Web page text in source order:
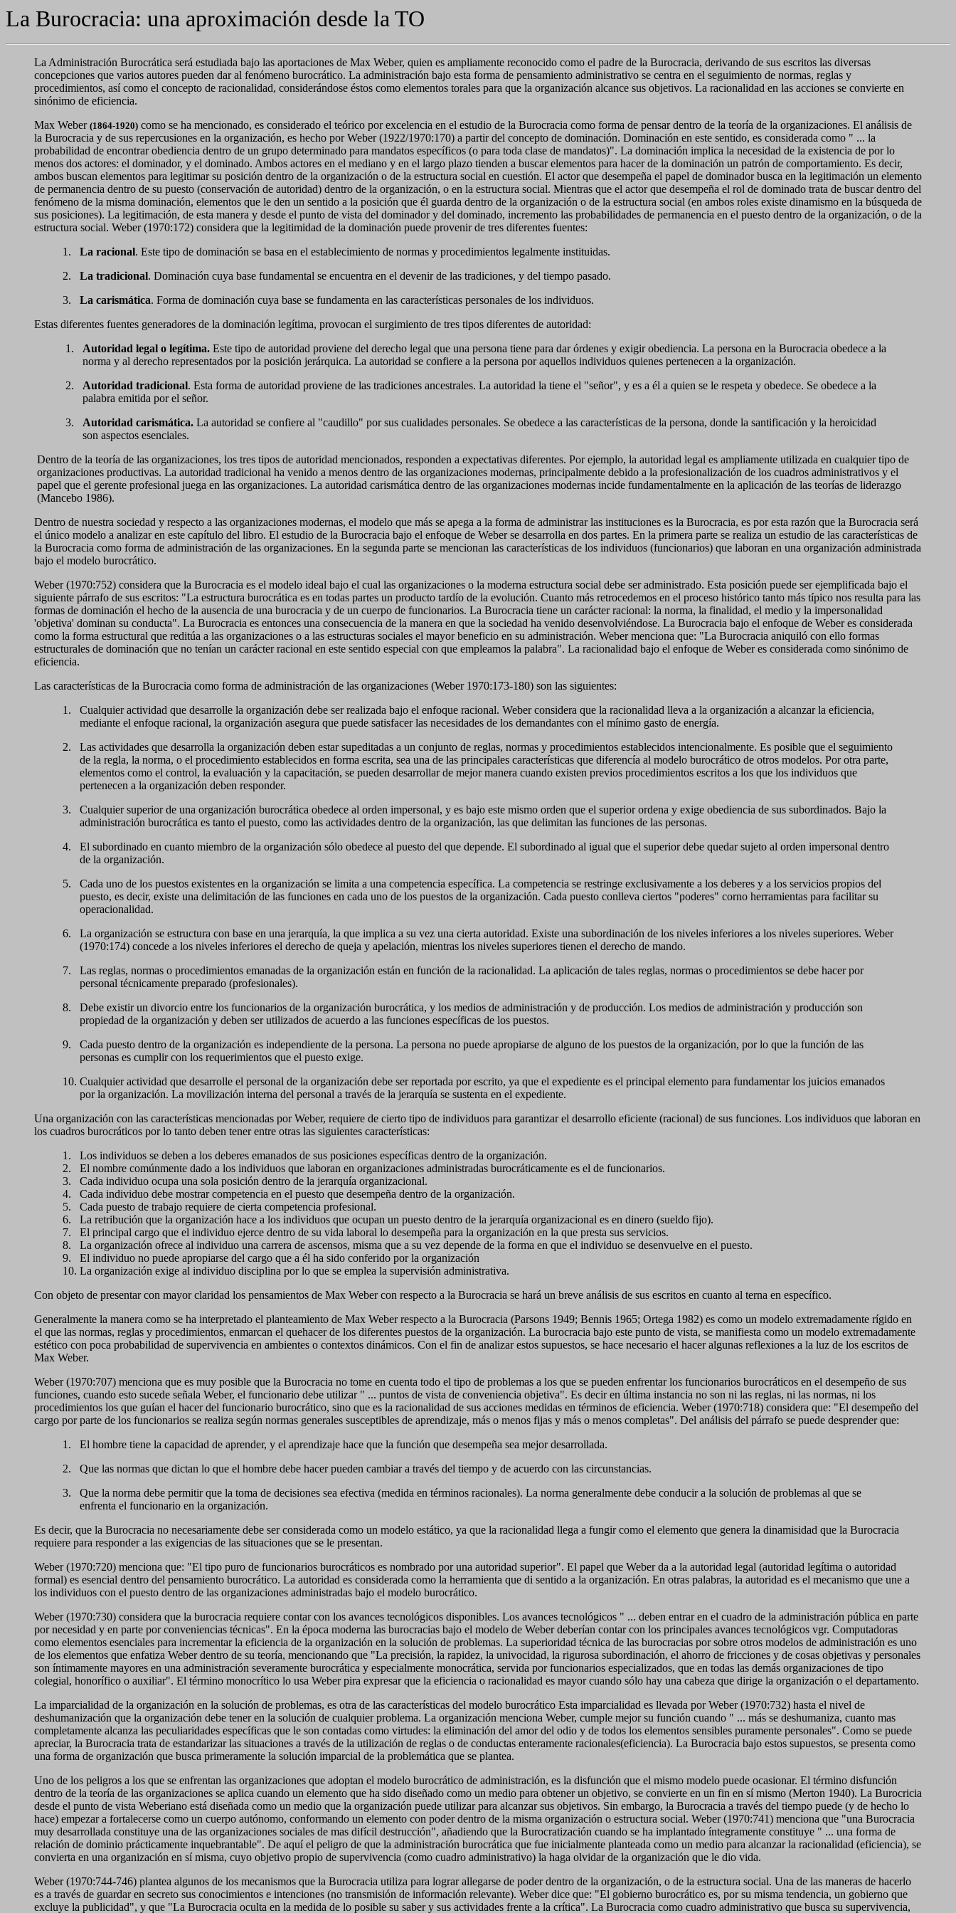
La Burocracia: una aproximación desde la TO
La Administración Burocrática será estudiada bajo las aportaciones de Max Weber, quien es ampliamente reconocido como el padre de la Burocracia, derivando de sus escritos las diversas
concepciones que varios autores pueden dar al fenómeno burocrático. La administración bajo esta forma de pensamiento administrativo se centra en el seguimiento de normas, reglas y
procedimientos, así como el concepto de racionalidad, considerándose éstos como elementos torales para que la organización alcance sus objetivos. La racionalidad en las acciones se convierte en
sinónimo de eficiencia.
Max Weber (1864-1920) como se ha mencionado, es considerado el teórico por excelencia en el estudio de la Burocracia como forma de pensar dentro de la teoría de la organizaciones. El análisis de
la Burocracia y de sus repercusiones en la organización, es hecho por Weber (1922/1970:170) a partir del concepto de dominación. Dominación en este sentido, es considerada como " ... la
probabilidad de encontrar obediencia dentro de un grupo determinado para mandatos específicos (o para toda clase de mandatos)". La dominación implica la necesidad de la existencia de por lo
menos dos actores: el dominador, y el dominado. Ambos actores en el mediano y en el largo plazo tienden a buscar elementos para hacer de la dominación un patrón de comportamiento. Es decir,
ambos buscan elementos para legitimar su posición dentro de la organización o de la estructura social en cuestión. El actor que desempeña el papel de dominador busca en la legitimación un elemento
de permanencia dentro de su puesto (conservación de autoridad) dentro de la organización, o en la estructura social. Mientras que el actor que desempeña el rol de dominado trata de buscar dentro del
fenómeno de la misma dominación, elementos que le den un sentido a la posición que él guarda dentro de la organización o de la estructura social (en ambos roles existe dinamismo en la búsqueda de
sus posiciones). La legitimación, de esta manera y desde el punto de vista del dominador y del dominado, incremento las probabilidades de permanencia en el puesto dentro de la organización, o de la
estructura social. Weber (1970:172) considera que la legitimidad de la dominación puede provenir de tres diferentes fuentes:
1.
La racional. Este tipo de dominación se basa en el establecimiento de normas y procedimientos legalmente instituidas.
2.
La tradicional. Dominación cuya base fundamental se encuentra en el devenir de las tradiciones, y del tiempo pasado.
3.
La carismática. Forma de dominación cuya base se fundamenta en las características personales de los individuos.
Estas diferentes fuentes generadores de la dominación legítima, provocan el surgimiento de tres tipos diferentes de autoridad:
1.
Autoridad legal o legítima. Este tipo de autoridad proviene del derecho legal que una persona tiene para dar órdenes y exigir obediencia. La persona en la Burocracia obedece a la
norma y al derecho representados por la posición jerárquica. La autoridad se confiere a la persona por aquellos individuos quienes pertenecen a la organización.
2.
Autoridad tradicional. Esta forma de autoridad proviene de las tradiciones ancestrales. La autoridad la tiene el "señor", y es a él a quien se le respeta y obedece. Se obedece a la
palabra emitida por el señor.
3.
Autoridad carismática. La autoridad se confiere al "caudillo" por sus cualidades personales. Se obedece a las características de la persona, donde la santificación y la heroicidad
son aspectos esenciales.
Dentro de la teoría de las organizaciones, los tres tipos de autoridad mencionados, responden a expectativas diferentes. Por ejemplo, la autoridad legal es ampliamente utilizada en cualquier tipo de
organizaciones productivas. La autoridad tradicional ha venido a menos dentro de las organizaciones modernas, principalmente debido a la profesionalización de los cuadros administrativos y el
papel que el gerente profesional juega en las organizaciones. La autoridad carismática dentro de las organizaciones modernas incide fundamentalmente en la aplicación de las teorías de liderazgo
(Mancebo 1986).
Dentro de nuestra sociedad y respecto a las organizaciones modernas, el modelo que más se apega a la forma de administrar las instituciones es la Burocracia, es por esta razón que la Burocracia será
el único modelo a analizar en este capítulo del libro. El estudio de la Burocracia bajo el enfoque de Weber se desarrolla en dos partes. En la primera parte se realiza un estudio de las características de
la Burocracia como forma de administración de las organizaciones. En la segunda parte se mencionan las características de los individuos (funcionarios) que laboran en una organización administrada
bajo el modelo burocrático.
Weber (1970:752) considera que la Burocracia es el modelo ideal bajo el cual las organizaciones o la moderna estructura social debe ser administrado. Esta posición puede ser ejemplificada bajo el
siguiente párrafo de sus escritos: "La estructura burocrática es en todas partes un producto tardío de la evolución. Cuanto más retrocedemos en el proceso histórico tanto más típico nos resulta para las
formas de dominación el hecho de la ausencia de una burocracia y de un cuerpo de funcionarios. La Burocracia tiene un carácter racional: la norma, la finalidad, el medio y la impersonalidad
'objetiva' dominan su conducta". La Burocracia es entonces una consecuencia de la manera en que la sociedad ha venido desenvolviéndose. La Burocracia bajo el enfoque de Weber es considerada
como la forma estructural que reditúa a las organizaciones o a las estructuras sociales el mayor beneficio en su administración. Weber menciona que: "La Burocracia aniquiló con ello formas
estructurales de dominación que no tenían un carácter racional en este sentido especial con que empleamos la palabra". La racionalidad bajo el enfoque de Weber es considerada como sinónimo de
eficiencia.
Las características de la Burocracia como forma de administración de las organizaciones (Weber 1970:173-180) son las siguientes:
1.
Cualquier actividad que desarrolle la organización debe ser realizada bajo el enfoque racional. Weber considera que la racionalidad lleva a la organización a alcanzar la eficiencia,
mediante el enfoque racional, la organización asegura que puede satisfacer las necesidades de los demandantes con el mínimo gasto de energía.
2.
Las actividades que desarrolla la organización deben estar supeditadas a un conjunto de reglas, normas y procedimientos establecidos intencionalmente. Es posible que el seguimiento
de la regla, la norma, o el procedimiento establecidos en forma escrita, sea una de las principales características que diferencía al modelo burocrático de otros modelos. Por otra parte,
elementos como el control, la evaluación y la capacitación, se pueden desarrollar de mejor manera cuando existen previos procedimientos escritos a los que los individuos que
pertenecen a la organización deben responder.
3.
Cualquier superior de una organización burocrática obedece al orden impersonal, y es bajo este mismo orden que el superior ordena y exige obediencia de sus subordinados. Bajo la
administración burocrática es tanto el puesto, como las actividades dentro de la organización, las que delimitan las funciones de las personas.
4.
El subordinado en cuanto miembro de la organización sólo obedece al puesto del que depende. El subordinado al igual que el superior debe quedar sujeto al orden impersonal dentro
de la organización.
5.
Cada uno de los puestos existentes en la organización se limita a una competencia específica. La competencia se restringe exclusivamente a los deberes y a los servicios propios del
puesto, es decir, existe una delimitación de las funciones en cada uno de los puestos de la organización. Cada puesto conlleva ciertos "poderes" corno herramientas para facilitar su
operacionalidad.
6.
La organización se estructura con base en una jerarquía, la que implica a su vez una cierta autoridad. Existe una subordinación de los niveles inferiores a los niveles superiores. Weber
(1970:174) concede a los niveles inferiores el derecho de queja y apelación, mientras los niveles superiores tienen el derecho de mando.
7.
Las reglas, normas o procedimientos emanadas de la organización están en función de la racionalidad. La aplicación de tales reglas, normas o procedimientos se debe hacer por
personal técnicamente preparado (profesionales).
8.
Debe existir un divorcio entre los funcionarios de la organización burocrática, y los medios de administración y de producción. Los medios de administración y producción son
propiedad de la organización y deben ser utilizados de acuerdo a las funciones específicas de los puestos.
9.
Cada puesto dentro de la organización es independiente de la persona. La persona no puede apropiarse de alguno de los puestos de la organización, por lo que la función de las
personas es cumplir con los requerimientos que el puesto exige.
10. Cualquier actividad que desarrolle el personal de la organización debe ser reportada por escrito, ya que el expediente es el principal elemento para fundamentar los juicios emanados
por la organización. La movilización interna del personal a través de la jerarquía se sustenta en el expediente.
Una organización con las características mencionadas por Weber, requiere de cierto tipo de individuos para garantizar el desarrollo eficiente (racional) de sus funciones. Los individuos que laboran en
los cuadros burocráticos por lo tanto deben tener entre otras las siguientes características:
1.
Los individuos se deben a los deberes emanados de sus posiciones específicas dentro de la organización.
2.
El nombre comúnmente dado a los individuos que laboran en organizaciones administradas burocráticamente es el de funcionarios.
3.
Cada individuo ocupa una sola posición dentro de la jerarquía organizacional.
4.
Cada individuo debe mostrar competencia en el puesto que desempeña dentro de la organización.
5.
Cada puesto de trabajo requiere de cierta competencia profesional.
6.
La retribución que la organización hace a los individuos que ocupan un puesto dentro de la jerarquía organizacional es en dinero (sueldo fijo).
7.
El principal cargo que el individuo ejerce dentro de su vida laboral lo desempeña para la organización en la que presta sus servicios.
8.
La organización ofrece al individuo una carrera de ascensos, misma que a su vez depende de la forma en que el individuo se desenvuelve en el puesto.
9.
El individuo no puede apropiarse del cargo que a él ha sido conferido por la organización
10. La organización exige al individuo disciplina por lo que se emplea la supervisión administrativa.
Con objeto de presentar con mayor claridad los pensamientos de Max Weber con respecto a la Burocracia se hará un breve análisis de sus escritos en cuanto al terna en específico.
Generalmente la manera como se ha interpretado el planteamiento de Max Weber respecto a la Burocracia (Parsons 1949; Bennis 1965; Ortega 1982) es como un modelo extremadamente rígido en
el que las normas, reglas y procedimientos, enmarcan el quehacer de los diferentes puestos de la organización. La burocracia bajo este punto de vista, se manifiesta como un modelo extremadamente
estético con poca probabilidad de supervivencia en ambientes o contextos dinámicos. Con el fin de analizar estos supuestos, se hace necesario el hacer algunas reflexiones a la luz de los escritos de
Max Weber.
Weber (1970:707) menciona que es muy posible que la Burocracia no tome en cuenta todo el tipo de problemas a los que se pueden enfrentar los funcionarios burocráticos en el desempeño de sus
funciones, cuando esto sucede señala Weber, el funcionario debe utilizar " ... puntos de vista de conveniencia objetiva". Es decir en última instancia no son ni las reglas, ni las normas, ni los
procedimientos los que guían el hacer del funcionario burocrático, sino que es la racionalidad de sus acciones medidas en términos de eficiencia. Weber (1970:718) considera que: "El desempeño del
cargo por parte de los funcionarios se realiza según normas generales susceptibles de aprendizaje, más o menos fijas y más o menos completas". Del análisis del párrafo se puede desprender que:
1.
El hombre tiene la capacidad de aprender, y el aprendizaje hace que la función que desempeña sea mejor desarrollada.
2.
Que las normas que dictan lo que el hombre debe hacer pueden cambiar a través del tiempo y de acuerdo con las circunstancias.
3.
Que la norma debe permitir que la toma de decisiones sea efectiva (medida en términos racionales). La norma generalmente debe conducir a la solución de problemas al que se
enfrenta el funcionario en la organización.
Es decir, que la Burocracia no necesariamente debe ser considerada como un modelo estático, ya que la racionalidad llega a fungir como el elemento que genera la dinamisidad que la Burocracia
requiere para responder a las exigencias de las situaciones que se le presentan.
Weber (1970:720) menciona que: "El tipo puro de funcionarios burocráticos es nombrado por una autoridad superior". El papel que Weber da a la autoridad legal (autoridad legítima o autoridad
formal) es esencial dentro del pensamiento burocrático. La autoridad es considerada como la herramienta que di sentido a la organización. En otras palabras, la autoridad es el mecanismo que une a
los individuos con el puesto dentro de las organizaciones administradas bajo el modelo burocrático.
Weber (1970:730) considera que la burocracia requiere contar con los avances tecnológicos disponibles. Los avances tecnológicos " ... deben entrar en el cuadro de la administración pública en parte
por necesidad y en parte por conveniencias técnicas". En la época moderna las burocracias bajo el modelo de Weber deberían contar con los principales avances tecnológicos vgr. Computadoras
como elementos esenciales para incrementar la eficiencia de la organización en la solución de problemas. La superioridad técnica de las burocracias por sobre otros modelos de administración es uno
de los elementos que enfatiza Weber dentro de su teoría, mencionando que "La precisión, la rapidez, la univocidad, la rigurosa subordinación, el ahorro de fricciones y de cosas objetivas y personales
son íntimamente mayores en una administración severamente burocrática y especialmente monocrática, servida por funcionarios especializados, que en todas las demás organizaciones de tipo
colegial, honorífico o auxiliar". El término monocrítico lo usa Weber pira expresar que la eficiencia o racionalidad es mayor cuando sólo hay una cabeza que dirige la organización o el departamento.
La imparcialidad de la organización en la solución de problemas, es otra de las características del modelo burocrático Esta imparcialidad es llevada por Weber (1970:732) hasta el nivel de
deshumanización que la organización debe tener en la solución de cualquier problema. La organización menciona Weber, cumple mejor su función cuando " ... más se deshumaniza, cuanto mas
completamente alcanza las peculiaridades específicas que le son contadas como virtudes: la eliminación del amor del odio y de todos los elementos sensibles puramente personales". Como se puede
apreciar, la Burocracia trata de estandarizar las situaciones a través de la utilización de reglas o de conductas enteramente racionales(eficiencia). La Burocracia bajo estos supuestos, se presenta como
una forma de organización que busca primeramente la solución imparcial de la problemática que se plantea.
Uno de los peligros a los que se enfrentan las organizaciones que adoptan el modelo burocrático de administración, es la disfunción que el mismo modelo puede ocasionar. El término disfunción
dentro de la teoría de las organizaciones se aplica cuando un elemento que ha sido diseñado como un medio para obtener un objetivo, se convierte en un fin en sí mismo (Merton 1940). La Burocricia
desde el punto de vista Weberiano está diseñada como un medio que la organización puede utilizar para alcanzar sus objetivos. Sin embargo, la Burocracia a través del tiempo puede (y de hecho lo
hace) empezar a fortalecerse como un cuerpo autónomo, conformando un elemento con poder dentro de la misma organización o estructura social. Weber (1970:741) menciona que "una Burocracia
muy desarrollada constituye una de las organizaciones sociales de mas difícil destrucción", añadiendo que la Burocratización cuando se ha implantado íntegramente constituye " ... una forma de
relación de dominio prácticamente inquebrantable". De aquí el peligro de que la administración burocrática que fue inicialmente planteada como un medio para alcanzar la racionalidad (eficiencia), se
convierta en una organización en sí misma, cuyo objetivo propio de supervivencia (como cuadro administrativo) la haga olvidar de la organización que le dio vida.
Weber (1970:744-746) plantea algunos de los mecanismos que la Burocracia utiliza para lograr allegarse de poder dentro de la organización, o de la estructura social. Una de las maneras de hacerlo
es a través de guardar en secreto sus conocimientos e intenciones (no transmisión de información relevante). Weber dice que: "El gobierno burocrático es, por su misma tendencia, un gobierno que
excluye la publicidad", y que "La Burocracia oculta en la medida de lo posible su saber y sus actividades frente a la crítica". La Burocracia como cuadro administrativo que busca su supervivencia,